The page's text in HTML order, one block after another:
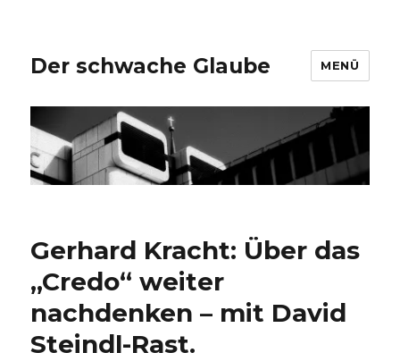
Der schwache Glaube MENÜ
Gerhard Kracht: Über das
„Credo“ weiter
nachdenken – mit David
Steindl-Rast.